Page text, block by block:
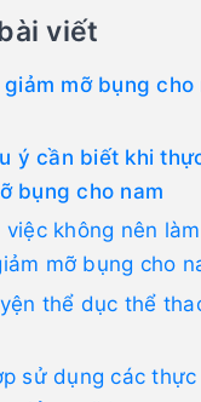
viết
giảm mỡ bụng
ý cần biết khi
bụng cho nam
việc không nên
mỡ bụng cho
thể dục thể
sử dụng các